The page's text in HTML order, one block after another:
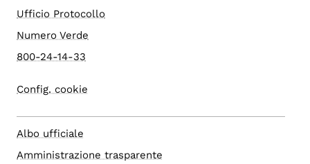
Ufficio Protocollo
Numero Verde
800-24-14-33
Config. cookie
Albo ufficiale
Amministrazione trasparente